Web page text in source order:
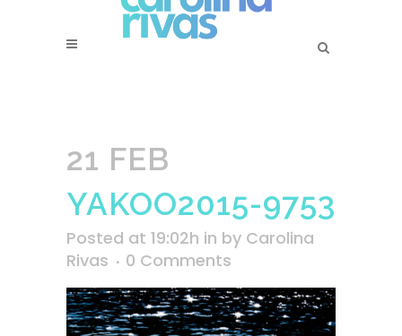
21 FEB
YAKOO2015-9753
Posted at 19:02h in by Carolina
Rivas
0 Comments